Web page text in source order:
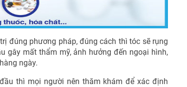
đúng phương pháp, đúng cách thì tóc sẽ rụng
gây mất thẩm mỹ, ảnh hưởng đến ngoại hình,
ngày.
thì mọi người nên thăm khám để xác định